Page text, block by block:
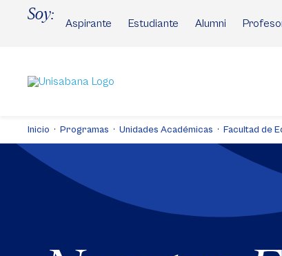
Soy:
Aspirante Estudiante Alumni
Inicio Programas Unidades Académicas Facultad de